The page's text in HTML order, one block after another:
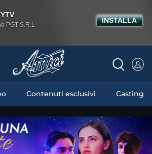
Contenuti esclusivi Casting
PGT S.R.L
INSTALLA